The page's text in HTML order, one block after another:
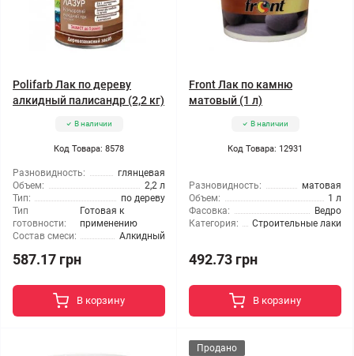
Polifarb Лак по дереву
алкидный палисандр (2,2 кг)
В наличии
Код Товара: 8578
Разновидность:
глянцевая
Объем:
2,2 л
Тип:
по дереву
Тип
готовности:
Готовая к
применению
Состав смеси:
Алкидный
587.17 грн
В корзину
Front Лак по камню
матовый (1 л)
В наличии
Код Товара: 12931
Разновидность:
матовая
Объем:
1 л
Фасовка:
Ведро
Категория:
Строительные лаки
492.73 грн
В корзину
Продано